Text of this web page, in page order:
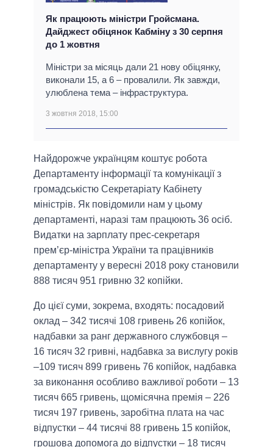
Як працюють міністри Гройсмана.
Дайджест обіцянок Кабміну з 30 серпня
до 1 жовтня
Міністри за місяць дали 21 нову обіцянку,
виконали 15, а 6 – провалили. Як завжди,
улюблена тема – інфраструктура.
3 жовтня 2018, 15:00
Найдорожче українцям коштує робота
Департаменту інформації та комунікації з
громадськістю Секретаріату Кабінету
міністрів. Як повідомили нам у цьому
департаменті, наразі там працюють 36 осіб.
Видатки на зарплату прес-секретаря
прем’єр-міністра України та працівників
департаменту у вересні 2018 року становили
888 тисяч 951 гривню 32 копійки.
До цієї суми, зокрема, входять: посадовий
оклад – 342 тисячі 108 гривень 26 копійок,
надбавки за ранг державного службовця –
16 тисяч 32 гривні, надбавка за вислугу років
–109 тисяч 899 гривень 76 копійок, надбавка
за виконання особливо важливої роботи – 13
тисяч 665 гривень, щомісячна премія – 226
тисяч 197 гривень, заробітна плата на час
відпустки – 44 тисячі 88 гривень 15 копійок,
грошова допомога до відпустки – 18 тисяч